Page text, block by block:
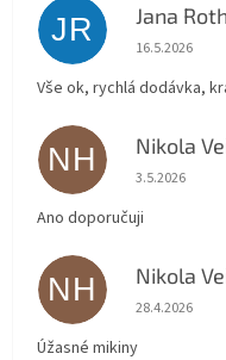
JR Jana
Hodnocení
16.5.2026
Vše ok, rychlá dodávka,
NH Nikola
Hodnocení
3.5.2026
Ano doporučuji
NH Nikola
Hodnocení
28.4.2026
Úžasné mikiny